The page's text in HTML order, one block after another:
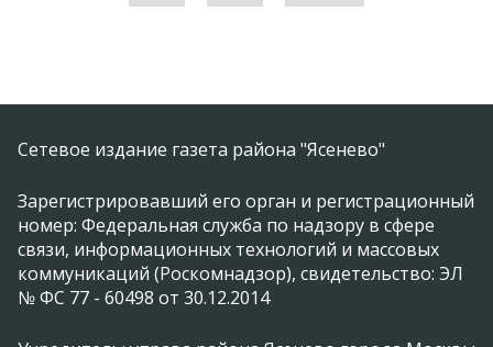
Сетевое издание газета района "Ясенево"
Зарегистрировавший его орган и регистрационный
номер: Федеральная служба по надзору в сфере
связи, информационных технологий и массовых
коммуникаций (Роскомнадзор), свидетельство: ЭЛ
№ ФС 77 - 60498 от 30.12.2014